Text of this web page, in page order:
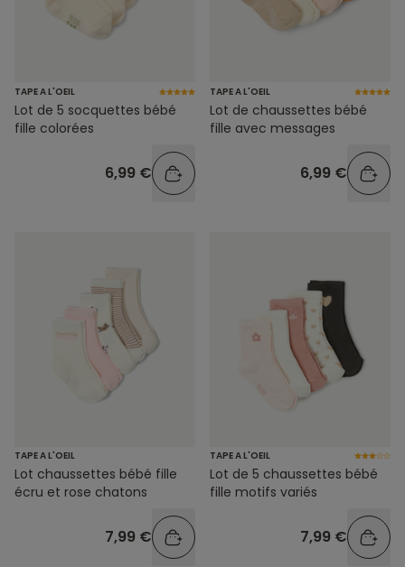
TAPE A L'OEIL
Lot de 5 socquettes bébé
fille colorées
6,99 €
TAPE A L'OEIL
Lot de chaussettes bébé
fille avec messages
6,99 €
TAPE A L'OEIL
Lot chaussettes bébé fille
écru et rose chatons
7,99 €
TAPE A L'OEIL
Lot de 5 chaussettes bébé
fille motifs variés
7,99 €